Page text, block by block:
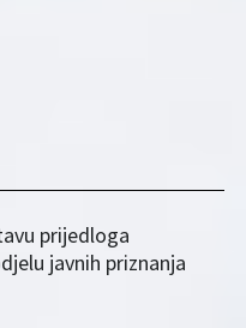
prijedloga
javnih priznanja